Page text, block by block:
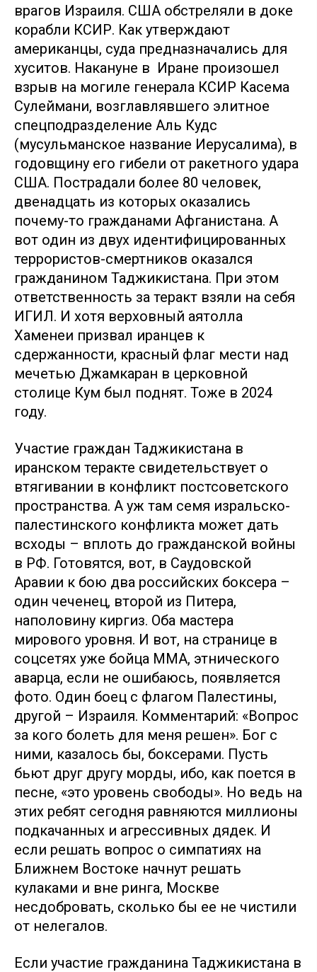
врагов Израиля. США обстреляли в доке
корабли КСИР. Как утверждают
американцы, суда предназначались для
хуситов. Накануне в Иране произошел
взрыв на могиле генерала КСИР Касема
Сулеймани, возглавлявшего элитное
спецподразделение Аль Кудс
(мусульманское название Иерусалима), в
годовщину его гибели от ракетного удара
США. Пострадали более 80 человек,
двенадцать из которых оказались
почему-то гражданами Афганистана. А
вот один из двух идентифицированных
террористов-смертников оказался
гражданином Таджикистана. При этом
ответственность за теракт взяли на себя
ИГИЛ. И хотя верховный аятолла
Хаменеи призвал иранцев к
сдержанности, красный флаг мести над
мечетью Джамкаран в церковной
столице Кум был поднят. Тоже в 2024
году.
Участие граждан Таджикистана в
иранском теракте свидетельствует о
втягивании в конфликт постсоветского
пространства. А уж там семя изральско-
палестинского конфликта может дать
всходы – вплоть до гражданской войны
в РФ. Готовятся, вот, в Саудовской
Аравии к бою два российских боксера –
один чеченец, второй из Питера,
наполовину киргиз. Оба мастера
мирового уровня. И вот, на странице в
соцсетях уже бойца ММА, этнического
аварца, если не ошибаюсь, появляется
фото. Один боец с флагом Палестины,
другой – Израиля. Комментарий: «Вопрос
за кого болеть для меня решен». Бог с
ними, казалось бы, боксерами. Пусть
бьют друг другу морды, ибо, как поется в
песне, «это уровень свободы». Но ведь на
этих ребят сегодня равняются миллионы
подкачанных и агрессивных дядек. И
если решать вопрос о симпатиях на
Ближнем Востоке начнут решать
кулаками и вне ринга, Москве
несдобровать, сколько бы ее не чистили
от нелегалов.
Если участие гражданина Таджикистана в